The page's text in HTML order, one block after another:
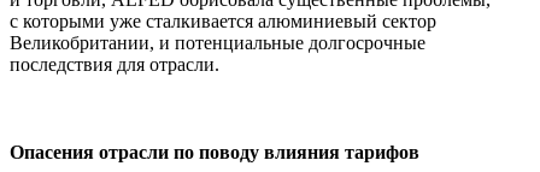
с которыми уже сталкивается алюминиевый сектор
Великобритании, и потенциальные долгосрочные
последствия для отрасли.
Опасения отрасли по поводу влияния тарифов